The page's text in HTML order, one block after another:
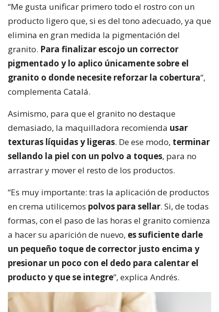
“Me gusta unificar primero todo el rostro con un
producto ligero que, si es del tono adecuado, ya que
elimina en gran medida la pigmentación del
granito. Para finalizar escojo un corrector
pigmentado y lo aplico únicamente sobre el
granito o donde necesite reforzar la cobertura”,
complementa Catalá.
Asimismo, para que el granito no destaque
demasiado, la maquilladora recomienda usar
texturas líquidas y ligeras. De ese modo, terminar
sellando la piel con un polvo a toques, para no
arrastrar y mover el resto de los productos.
“Es muy importante: tras la aplicación de productos
en crema utilicemos polvos para sellar. Si, de todas
formas, con el paso de las horas el granito comienza
a hacer su aparición de nuevo, es suficiente darle
un pequeño toque de corrector justo encima y
presionar un poco con el dedo para calentar el
producto y que se integre”, explica Andrés.